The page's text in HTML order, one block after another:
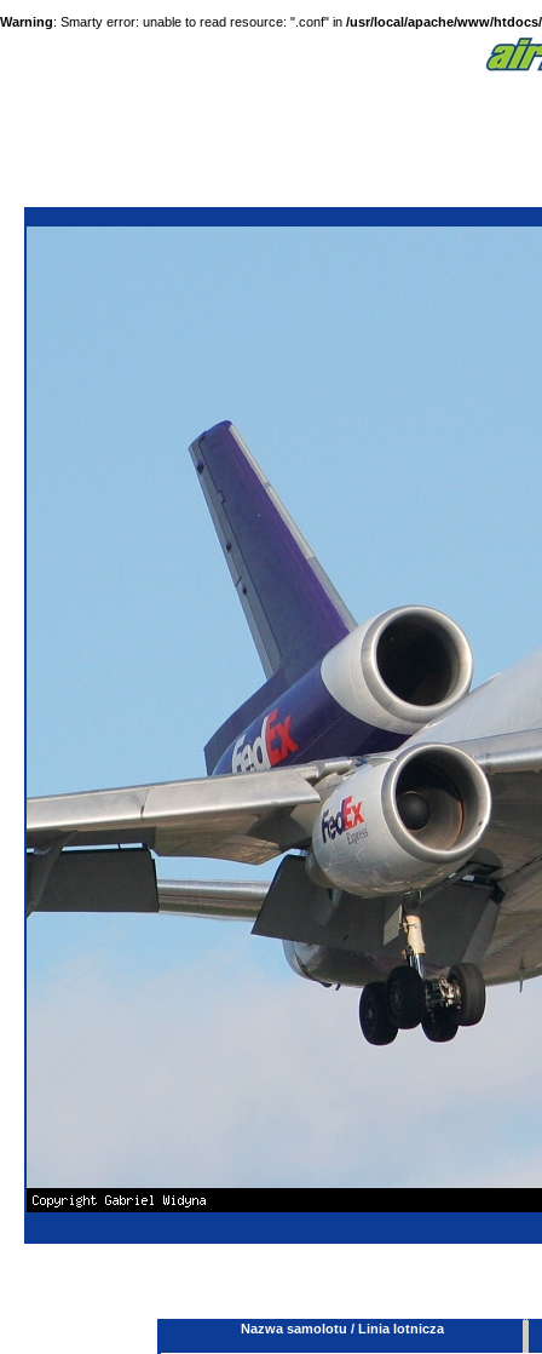
Warning: Smarty error: unable to read resource: ".conf" in /usr/local/apache/www/
Nazwa samolotu / Linia lotnicza